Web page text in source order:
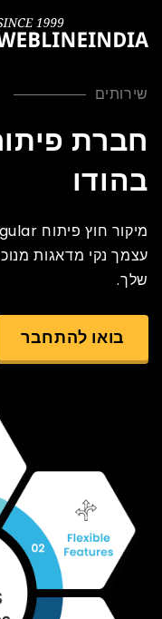
שירותים
בהודו
עצמך נקי מדאגות
שלך.
בואו להתחבר